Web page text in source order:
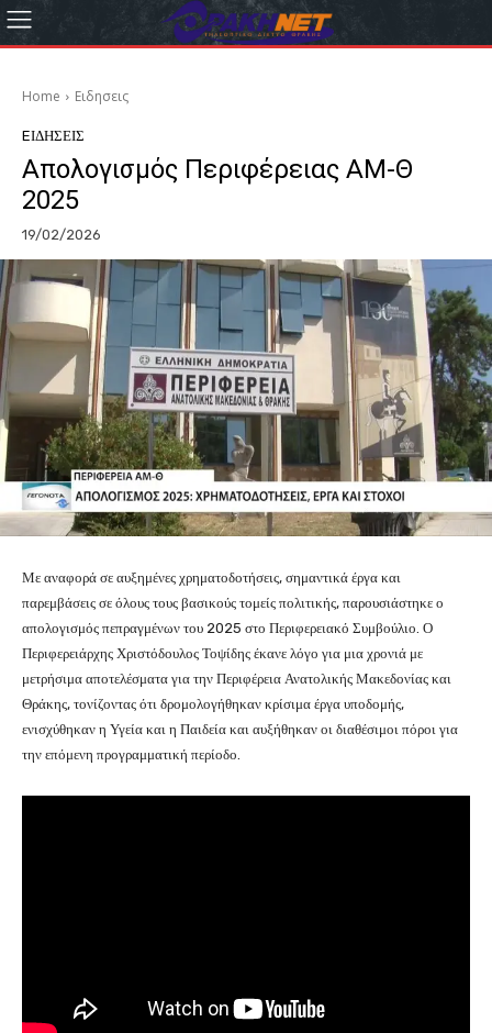
Home Eιδησεις
EΙΔΗΣΕΙΣ
Απολογισμός Περιφέρειας ΑΜ-Θ
2025
19/02/2026
Με αναφορά σε αυξημένες χρηματοδοτήσεις, σημαντικά έργα και
παρεμβάσεις σε όλους τους βασικούς τομείς πολιτικής, παρουσιάστηκε ο
απολογισμός πεπραγμένων του 2025 στο Περιφερειακό Συμβούλιο. Ο
Περιφερειάρχης Χριστόδουλος Τοψίδης έκανε λόγο για μια χρονιά με
μετρήσιμα αποτελέσματα για την Περιφέρεια Ανατολικής Μακεδονίας και
Θράκης, τονίζοντας ότι δρομολογήθηκαν κρίσιμα έργα υποδομής,
ενισχύθηκαν η Υγεία και η Παιδεία και αυξήθηκαν οι διαθέσιμοι πόροι για
την επόμενη προγραμματική περίοδο.